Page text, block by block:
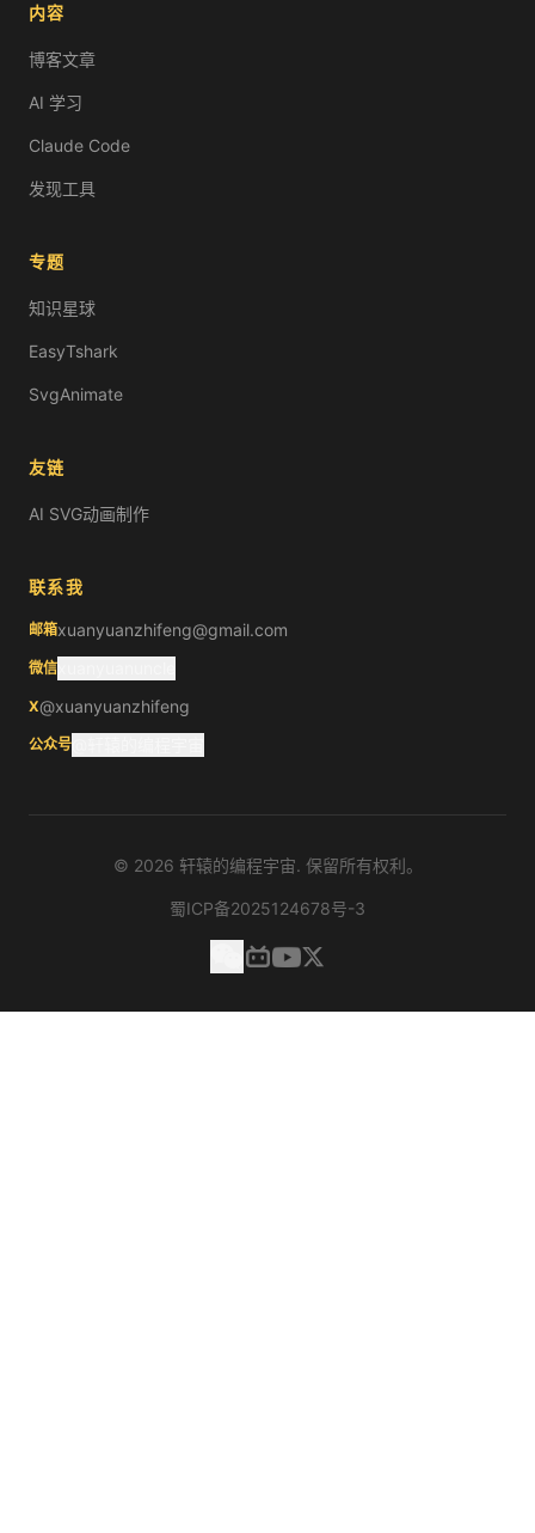
内容
博客文章
AI 学习
Claude Code
发现工具
专题
知识星球
EasyTshark
SvgAnimate
友链
AI SVG动画制作
联系我
邮箱xuanyuanzhifeng@gmail.com
微信
X@xuanyuanzhifeng
公众号
© 2026 轩辕的编程宇宙. 保留所有权利。
蜀ICP备2025124678号-3